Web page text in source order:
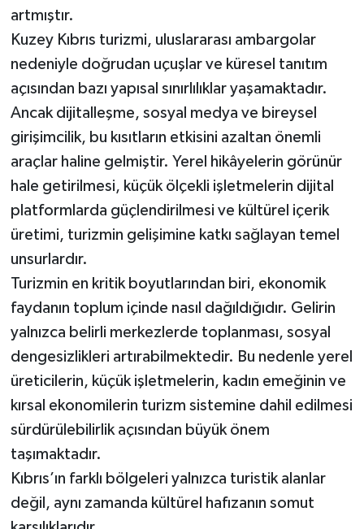
artmıştır.
Kuzey Kıbrıs turizmi, uluslararası ambargolar
nedeniyle doğrudan uçuşlar ve küresel tanıtım
açısından bazı yapısal sınırlılıklar yaşamaktadır.
Ancak dijitalleşme, sosyal medya ve bireysel
girişimcilik, bu kısıtların etkisini azaltan önemli
araçlar haline gelmiştir. Yerel hikâyelerin görünür
hale getirilmesi, küçük ölçekli işletmelerin dijital
platformlarda güçlendirilmesi ve kültürel içerik
üretimi, turizmin gelişimine katkı sağlayan temel
unsurlardır.
Turizmin en kritik boyutlarından biri, ekonomik
faydanın toplum içinde nasıl dağıldığıdır. Gelirin
yalnızca belirli merkezlerde toplanması, sosyal
dengesizlikleri artırabilmektedir. Bu nedenle yerel
üreticilerin, küçük işletmelerin, kadın emeğinin ve
kırsal ekonomilerin turizm sistemine dahil edilmesi
sürdürülebilirlik açısından büyük önem
taşımaktadır.
Kıbrıs’ın farklı bölgeleri yalnızca turistik alanlar
değil, aynı zamanda kültürel hafızanın somut